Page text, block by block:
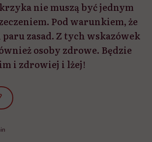
nie muszą być jednym
Pod warunkiem, że
zasad. Z tych wskazówek
osoby zdrowe. Będzie
i zdrowiej i lżej!